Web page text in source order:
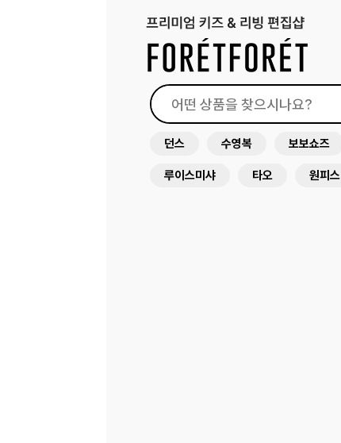
던스 수영복 보보쇼즈
루이스미샤 타오 원피스